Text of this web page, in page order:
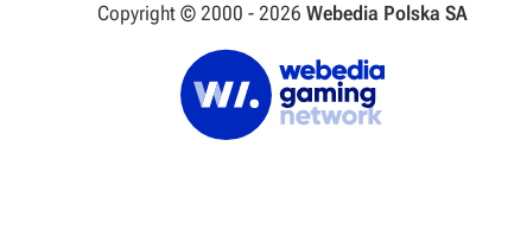
Copyright © 2000 - 2026 Webedia Polska SA